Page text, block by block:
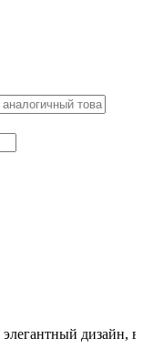
элегантный дизайн,